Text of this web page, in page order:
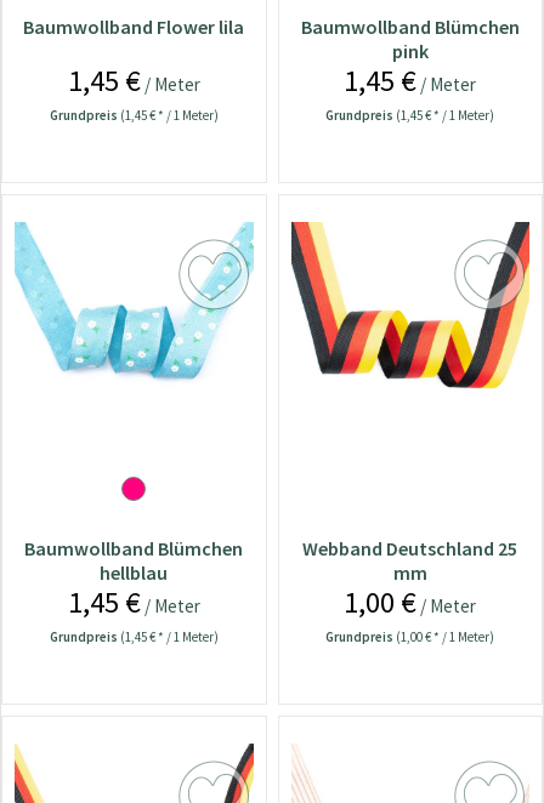
Baumwollband Flower lila
1,45 €/ Meter
Grundpreis (1,45 € * / 1 Meter)
Baumwollband Blümchen
pink
1,45 € / Meter
Grundpreis (1,45 € * / 1 Meter)
Baumwollband Blümchen
hellblau
1,45 €/ Meter
Grundpreis (1,45 € * / 1 Meter)
Webband Deutschland 25
mm
1,00 € / Meter
Grundpreis (1,00 € * / 1 Meter)